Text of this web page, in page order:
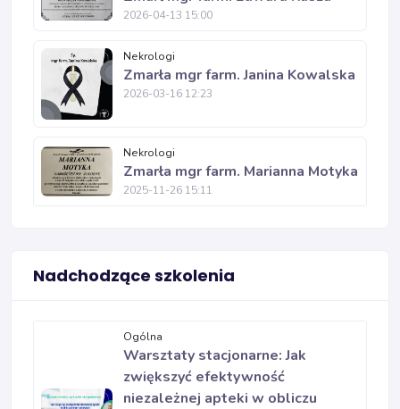
2026-04-13 15:00
Nekrologi
Zmarła mgr farm. Janina Kowalska
2026-03-16 12:23
Nekrologi
Zmarła mgr farm. Marianna Motyka
2025-11-26 15:11
Nadchodzące szkolenia
Ogólna
Warsztaty stacjonarne: Jak
zwiększyć efektywność
niezależnej apteki w obliczu